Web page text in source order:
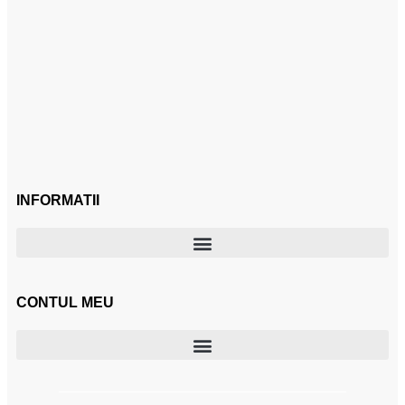
INFORMATII
CONTUL MEU